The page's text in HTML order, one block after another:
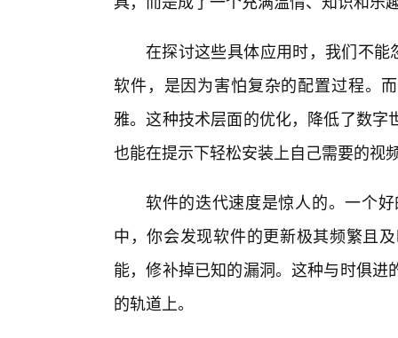
在探讨这些具体应用时，我们不能
软件，是因为害怕复杂的配置过程。
雅。这种技术层面的优化，降低了数
也能在提示下轻松安装上自己需要的视
软件的迭代速度是惊人的。一个
中，你会发现软件的更新极其频繁且
能，修补掉已知的漏洞。这种与时俱
的轨道上。